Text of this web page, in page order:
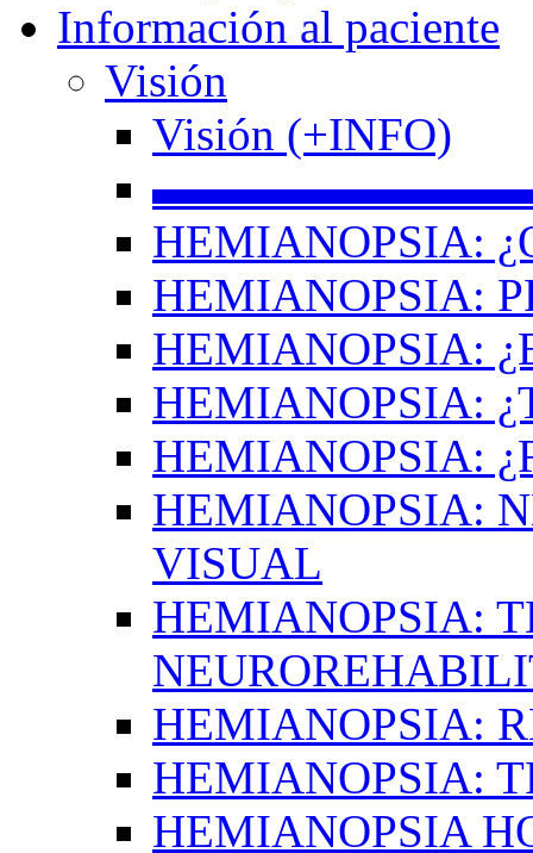
Información al paciente
Visión
Visión (+INFO)
HEMIANOPSIA:
HEMIANOPSIA:
HEMIANOPSIA:
HEMIANOPSIA:
HEMIANOPSIA:
HEMIANOPSIA:
VISUAL
HEMIANOPSIA:
HEMIANOPSIA:
HEMIANOPSIA:
HEMIANOPSIA